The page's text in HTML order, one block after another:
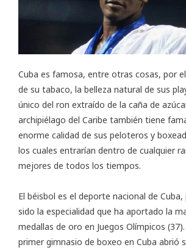
Cuba es famosa, entre otras cosas, por
de su tabaco, la belleza natural de sus
único del ron extraído de la caña de
archipiélago del Caribe también tiene
enorme calidad de sus peloteros y
los cuales entrarían dentro de cualquier
mejores de todos los tiempos.
El béisbol es el deporte nacional de
sido la especialidad que ha aportado la
medallas de oro en Juegos Olímpicos
primer gimnasio de boxeo en Cuba abrió